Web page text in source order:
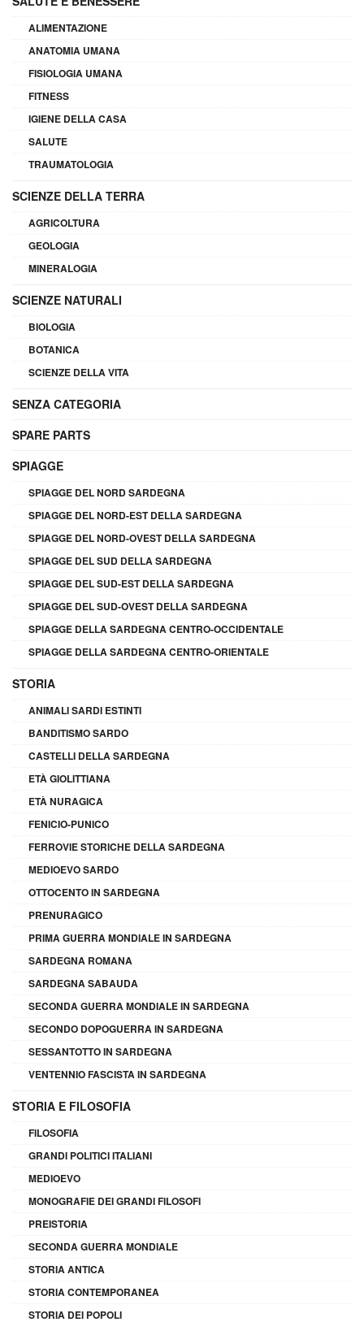
ALIMENTAZIONE
ANATOMIA UMANA
FISIOLOGIA UMANA
FITNESS
IGIENE DELLA CASA
SALUTE
TRAUMATOLOGIA
SCIENZE DELLA TERRA
AGRICOLTURA
GEOLOGIA
MINERALOGIA
SCIENZE NATURALI
BIOLOGIA
BOTANICA
SCIENZE DELLA VITA
SENZA CATEGORIA
SPARE PARTS
SPIAGGE
SPIAGGE DEL NORD SARDEGNA
SPIAGGE DEL NORD-EST DELLA SARDEGNA
SPIAGGE DEL NORD-OVEST DELLA SARDEGNA
SPIAGGE DEL SUD DELLA SARDEGNA
SPIAGGE DEL SUD-EST DELLA SARDEGNA
SPIAGGE DEL SUD-OVEST DELLA SARDEGNA
SPIAGGE DELLA SARDEGNA CENTRO-OCCIDENTALE
SPIAGGE DELLA SARDEGNA CENTRO-ORIENTALE
STORIA
ANIMALI SARDI ESTINTI
BANDITISMO SARDO
CASTELLI DELLA SARDEGNA
ETÀ GIOLITTIANA
ETÀ NURAGICA
FENICIO-PUNICO
FERROVIE STORICHE DELLA SARDEGNA
MEDIOEVO SARDO
OTTOCENTO IN SARDEGNA
PRENURAGICO
PRIMA GUERRA MONDIALE IN SARDEGNA
SARDEGNA ROMANA
SARDEGNA SABAUDA
SECONDA GUERRA MONDIALE IN SARDEGNA
SECONDO DOPOGUERRA IN SARDEGNA
SESSANTOTTO IN SARDEGNA
VENTENNIO FASCISTA IN SARDEGNA
STORIA E FILOSOFIA
FILOSOFIA
GRANDI POLITICI ITALIANI
MEDIOEVO
MONOGRAFIE DEI GRANDI FILOSOFI
PREISTORIA
SECONDA GUERRA MONDIALE
STORIA ANTICA
STORIA CONTEMPORANEA
STORIA DEI POPOLI